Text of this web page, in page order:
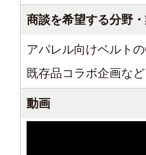
商談を希望する分野
アパレル向けベルト
既存品コラボ企画など
動画